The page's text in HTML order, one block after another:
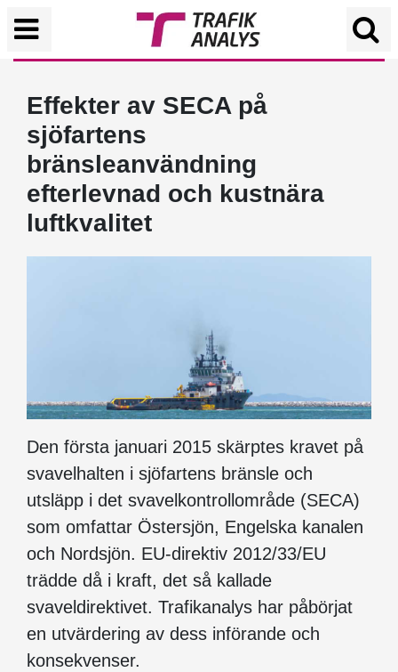
Effekter av SECA på
sjöfartens
bränsleanvändning
efterlevnad och kustnära
luftkvalitet
Den första januari 2015 skärptes kravet på
svavelhalten i sjöfartens bränsle och
utsläpp i det svavelkontrollområde (SECA)
som omfattar Östersjön, Engelska kanalen
och Nordsjön. EU-direktiv 2012/33/EU
trädde då i kraft, det så kallade
svaveldirektivet. Trafikanalys har påbörjat
en utvärdering av dess införande och
konsekvenser.